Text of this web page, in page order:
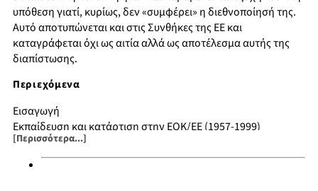
υπόθεση γιατί, κυρίως, δεν «συμφέρει» η διεθνοποίησή της.
Αυτό αποτυπώνεται και στις Συνθήκες της ΕΕ και
καταγράφεται όχι ως αιτία αλλά ως αποτέλεσμα αυτής της
διαπίστωσης.
Περιεχόμενα
Εισαγωγή
Εκπαίδευση και κατάρτιση στην ΕΟΚ/ΕΕ (1957-1999)
Εθνικές εκπαιδευτικές πολιτικές των χωρών της ΕΕ το 2000
Η διαδικασία της Λισαβόνας
[Περισσότερα...]